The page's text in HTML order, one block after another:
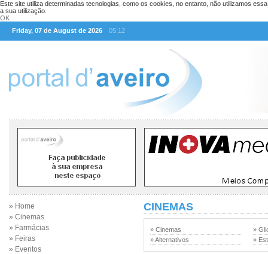
Este site utiliza determinadas tecnologias, como os cookies, no entanto, não utilizamos
a sua utilização.
OK
Friday, 07 de August de 2026
05:12
» Home
» Cinemas
» Farmácias
» Feiras
» Eventos
CINEMAS
» Cinemas
» Alternativos
»
»